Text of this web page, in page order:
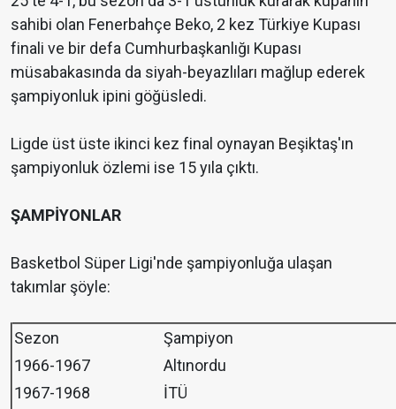
sahibi olan Fenerbahçe Beko, 2 kez Türkiye Kupası
finali ve bir defa Cumhurbaşkanlığı Kupası
müsabakasında da siyah-beyazlıları mağlup ederek
şampiyonluk ipini göğüsledi.
Ligde üst üste ikinci kez final oynayan Beşiktaş'ın
şampiyonluk özlemi ise 15 yıla çıktı.
ŞAMPİYONLAR
Basketbol Süper Ligi'nde şampiyonluğa ulaşan
takımlar şöyle:
Sezon
Şampiyon
1966-1967
Altınordu
1967-1968
İTÜ